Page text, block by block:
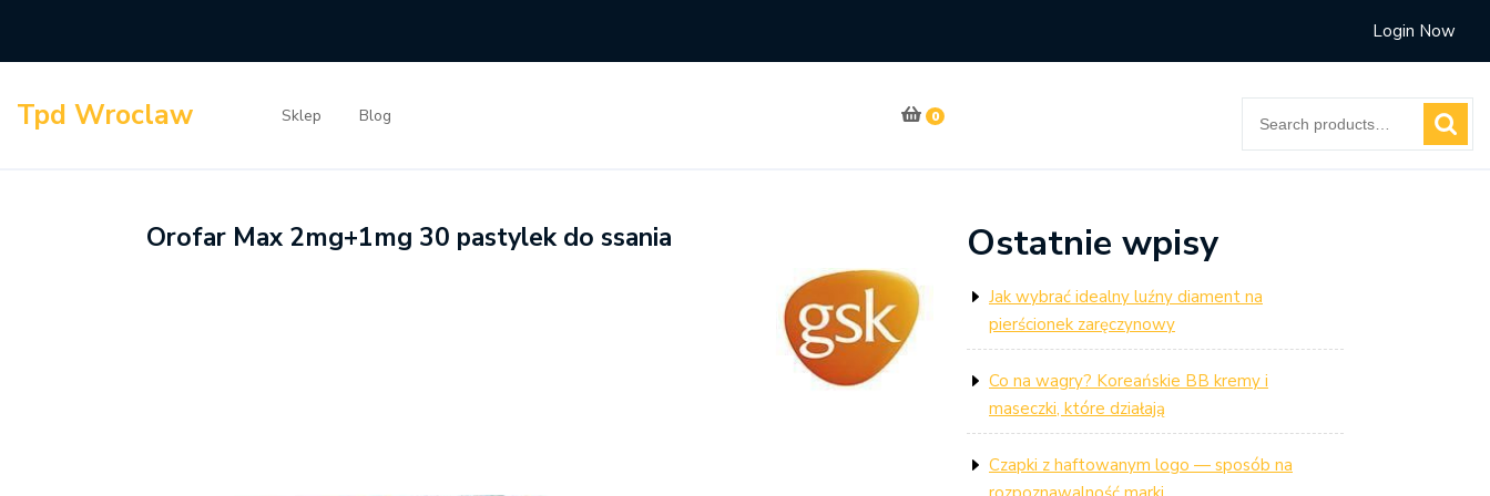
content
Login Now
Tpd Wroclaw Sklep Blog 0
for:
Orofar Max 2mg+1mg 30 pastylek do ssania Ostatnie wpisy
Jak wybrać idealny luźny diament na
pierścionek zaręczynowy
Co na wagry? Koreańskie BB kremy i
maseczki, które działają
Czapki z haftowanym logo — sposób na